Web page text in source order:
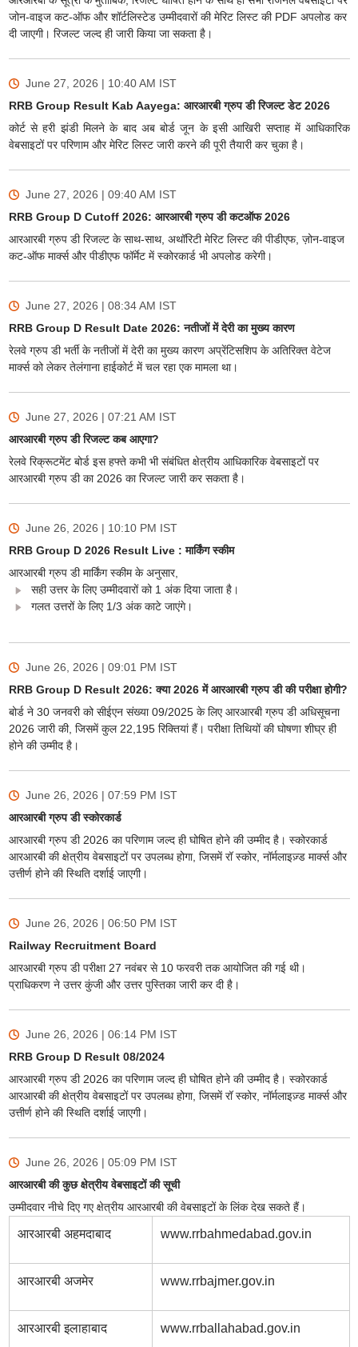
जोन-वाइज कट-ऑफ और शॉर्टलिस्टेड उम्मीदवारों की मेरिट लिस्ट की PDF अपलोड कर
दी जाएगी। रिजल्ट जल्द ही जारी किया जा सकता है।
June 27, 2026 | 10:40 AM IST
RRB Group Result Kab Aayega: आरआरबी ग्रुप डी रिजल्ट डेट 2026
कोर्ट से हरी झंडी मिलने के बाद अब बोर्ड जून के इसी आखिरी सप्ताह में आधिकारिक
वेबसाइटों पर परिणाम और मेरिट लिस्ट जारी करने की पूरी तैयारी कर चुका है।
June 27, 2026 | 09:40 AM IST
RRB Group D Cutoff 2026: आरआरबी ग्रुप डी कटऑफ 2026
आरआरबी ग्रुप डी रिजल्ट के साथ-साथ, अथॉरिटी मेरिट लिस्ट की पीडीएफ, ज़ोन-वाइज
कट-ऑफ मार्क्स और पीडीएफ फॉर्मेट में स्कोरकार्ड भी अपलोड करेगी।
June 27, 2026 | 08:34 AM IST
RRB Group D Result Date 2026: नतीजों में देरी का मुख्य कारण
रेलवे ग्रुप डी भर्ती के नतीजों में देरी का मुख्य कारण अप्रेंटिसशिप के अतिरिक्त वेटेज
मार्क्स को लेकर तेलंगाना हाईकोर्ट में चल रहा एक मामला था।
June 27, 2026 | 07:21 AM IST
आरआरबी ग्रुप डी रिजल्ट कब आएगा?
रेलवे रिक्रूटमेंट बोर्ड इस हफ्ते कभी भी संबंधित क्षेत्रीय आधिकारिक वेबसाइटों पर
आरआरबी ग्रुप डी का 2026 का रिजल्ट जारी कर सकता है।
June 26, 2026 | 10:10 PM IST
RRB Group D 2026 Result Live : मार्किंग स्कीम
आरआरबी ग्रुप डी मार्किंग स्कीम के अनुसार,
सही उत्तर के लिए उम्मीदवारों को 1 अंक दिया जाता है।
गलत उत्तरों के लिए 1/3 अंक काटे जाएंगे।
June 26, 2026 | 09:01 PM IST
RRB Group D Result 2026: क्या 2026 में आरआरबी ग्रुप डी की परीक्षा होगी?
बोर्ड ने 30 जनवरी को सीईएन संख्या 09/2025 के लिए आरआरबी ग्रुप डी अधिसूचना
2026 जारी की, जिसमें कुल 22,195 रिक्तियां हैं। परीक्षा तिथियों की घोषणा शीघ्र ही
होने की उम्मीद है।
June 26, 2026 | 07:59 PM IST
आरआरबी ग्रुप डी स्कोरकार्ड
आरआरबी ग्रुप डी 2026 का परिणाम जल्द ही घोषित होने की उम्मीद है। स्कोरकार्ड
आरआरबी की क्षेत्रीय वेबसाइटों पर उपलब्ध होगा, जिसमें रॉ स्कोर, नॉर्मलाइज़्ड मार्क्स और
उत्तीर्ण होने की स्थिति दर्शाई जाएगी।
June 26, 2026 | 06:50 PM IST
Railway Recruitment Board
आरआरबी ग्रुप डी परीक्षा 27 नवंबर से 10 फरवरी तक आयोजित की गई थी।
प्राधिकरण ने उत्तर कुंजी और उत्तर पुस्तिका जारी कर दी है।
June 26, 2026 | 06:14 PM IST
RRB Group D Result 08/2024
आरआरबी ग्रुप डी 2026 का परिणाम जल्द ही घोषित होने की उम्मीद है। स्कोरकार्ड
आरआरबी की क्षेत्रीय वेबसाइटों पर उपलब्ध होगा, जिसमें रॉ स्कोर, नॉर्मलाइज़्ड मार्क्स और
उत्तीर्ण होने की स्थिति दर्शाई जाएगी।
June 26, 2026 | 05:09 PM IST
आरआरबी की कुछ क्षेत्रीय वेबसाइटों की सूची
उम्मीदवार नीचे दिए गए क्षेत्रीय आरआरबी की वेबसाइटों के लिंक देख सकते हैं।
आरआरबी अहमदाबाद www.rrbahmedabad.gov.in
आरआरबी अजमेर www.rrbajmer.gov.in
आरआरबी इलाहाबाद www.rrballahabad.gov.in